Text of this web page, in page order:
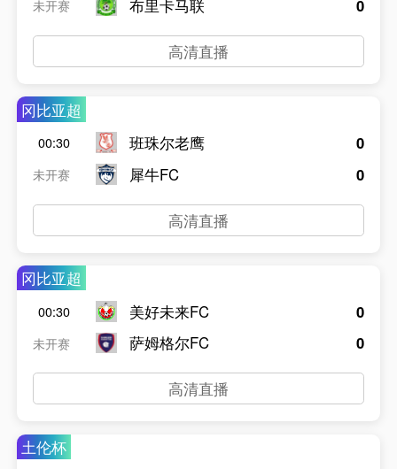
未开赛
布里卡马联
0
高清直播
冈比亚超
00:30
未开赛
班珠尔老鹰
犀牛FC
0
0
高清直播
冈比亚超
00:30
未开赛
美好未来FC
萨姆格尔FC
0
0
高清直播
土伦杯